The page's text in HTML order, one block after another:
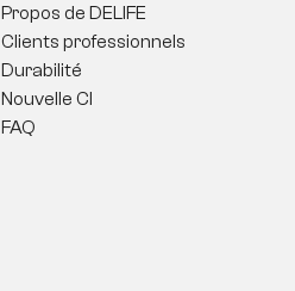
Propos de DELIFE
Clients professionnels
Durabilité
Nouvelle CI
FAQ